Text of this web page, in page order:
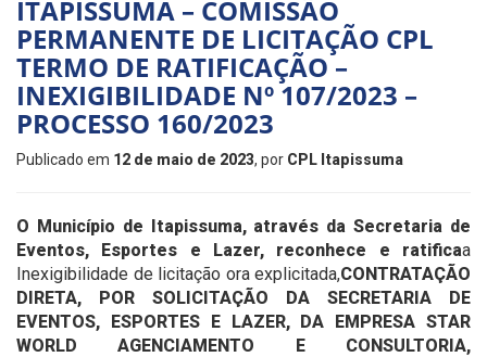
ITAPISSUMA – COMISSÃO
PERMANENTE DE LICITAÇÃO CPL
TERMO DE RATIFICAÇÃO –
INEXIGIBILIDADE Nº 107/2023 –
PROCESSO 160/2023
Publicado em 12 de maio de 2023, por CPL Itapissuma
O Município de Itapissuma, através da Secretaria de
Eventos, Esportes e Lazer, reconhece e ratificaa
Inexigibilidade de licitação ora explicitada,CONTRATAÇÃO
DIRETA, POR SOLICITAÇÃO DA SECRETARIA DE
EVENTOS, ESPORTES E LAZER, DA EMPRESA STAR
WORLD AGENCIAMENTO E CONSULTORIA,